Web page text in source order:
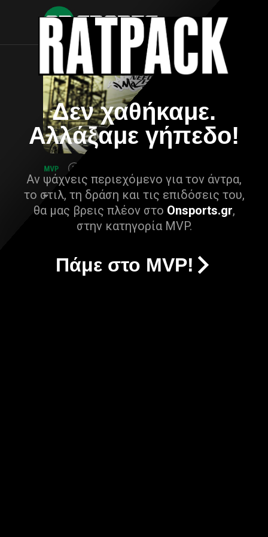
Δεν χαθήκαμε.
Αλλάξαμε γήπεδο!
Αν ψάχνεις περιεχόμενο για τον άντρα,
το στιλ, τη δράση και τις επιδόσεις του,
θα μας βρεις πλέον στο Onsports.gr,
στην κατηγορία MVP.
Πάμε στο MVP!